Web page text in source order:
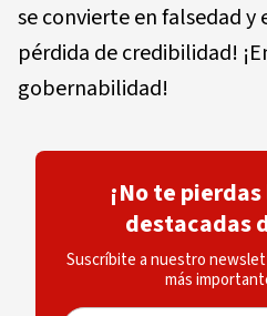
se convierte en falsedad y
pérdida de credibilidad!
gobernabilidad!
¡No te
destacadas
Suscríbite a nuestro
más